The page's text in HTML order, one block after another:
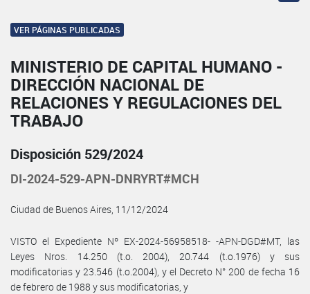
VER PÁGINAS PUBLICADAS
MINISTERIO DE CAPITAL HUMANO -
DIRECCIÓN NACIONAL DE
RELACIONES Y REGULACIONES DEL
TRABAJO
Disposición 529/2024
DI-2024-529-APN-DNRYRT#MCH
Ciudad de Buenos Aires, 11/12/2024
VISTO el Expediente Nº EX-2024-56958518- -APN-DGD#MT, las
Leyes Nros. 14.250 (t.o. 2004), 20.744 (t.o.1976) y sus
modificatorias y 23.546 (t.o.2004), y el Decreto N° 200 de fecha 16
de febrero de 1988 y sus modificatorias, y